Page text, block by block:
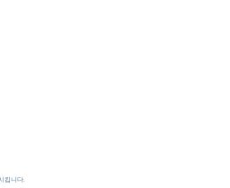
킵니다.